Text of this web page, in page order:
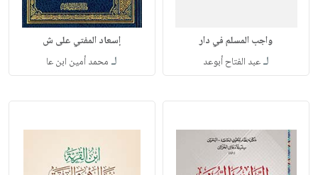
واجب المسلم في دار
لـعبد الفتاح أبوعد
إسعاد المفتي على ش
لـ محمد أمين ابن عا